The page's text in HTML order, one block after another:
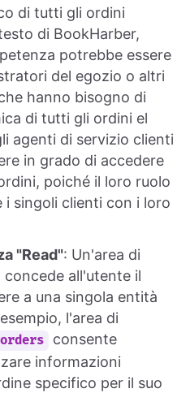
di tutti gli ordini
di BookHarber,
potrebbe essere
del egozio o altri
hanno bisogno di
di tutti gli ordini el
agenti di servizio clienti
in grado di accedere
poiché il loro ruolo
i singoli clienti con i loro
"Read": Un'area di
all'utente il
a una singola entità
l'area di
consente
informazioni
specifico per il suo